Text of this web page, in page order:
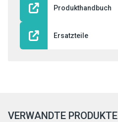
Produkthandbuch
Ersatzteile
VERWANDTE PRODUKTE